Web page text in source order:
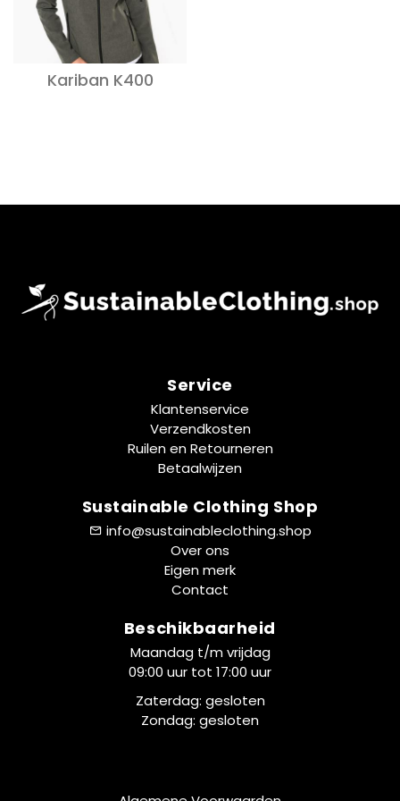
Kariban K400
Service
Klantenservice
Verzendkosten
Ruilen en Retourneren
Betaalwijzen
Sustainable Clothing Shop
info@sustainableclothing.shop
Over ons
Eigen merk
Contact
Beschikbaarheid
Maandag t/m vrijdag
09:00 uur tot 17:00 uur
Zaterdag: gesloten
Zondag: gesloten